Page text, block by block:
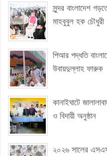
সুন্দর বাংলাদেশ
মাহবুবুল হক চৌধুরী
পিআর পদ্ধতি
উবায়দুল্লাহ ফারুক
কানাইঘাটে
ও বিদায়ী অনুষ্ঠান
২০২৬ সালের